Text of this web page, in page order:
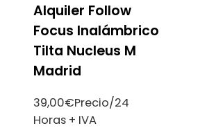
Alquiler Follow
Focus Inalámbrico
Tilta Nucleus M
Madrid
39,00€Precio/24
Horas + IVA